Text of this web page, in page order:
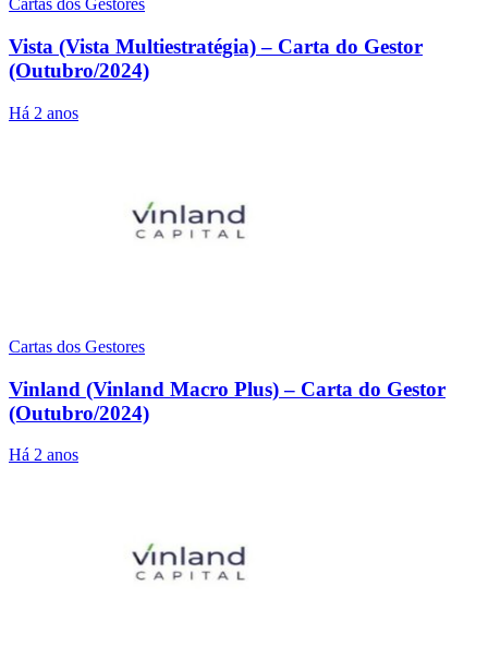
Cartas dos Gestores
Vista (Vista Multiestratégia) – Carta do Gestor
(Outubro/2024)
Há 2 anos
Cartas dos Gestores
Vinland (Vinland Macro Plus) – Carta do Gestor
(Outubro/2024)
Há 2 anos